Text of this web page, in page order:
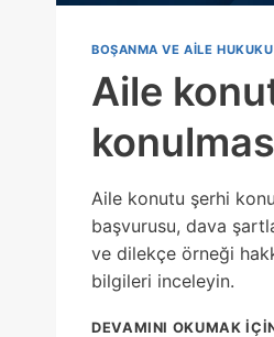
BOŞANMA VE AILE HUKUKU
Aile
Aile konutu şerhi
başvurusu, dava
ve dilekçe örneği
bilgileri inceleyin.
DEVAMINI OKUMAK